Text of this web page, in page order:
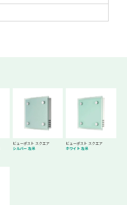
ビューポスト スクエア
シルバー 左吊
ビューポスト スクエア
ホワイト 左吊